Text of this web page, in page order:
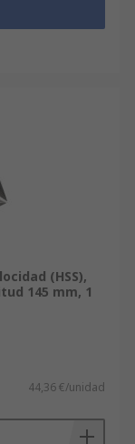
(HSS),
145 mm, 1
44,36 €/unidad